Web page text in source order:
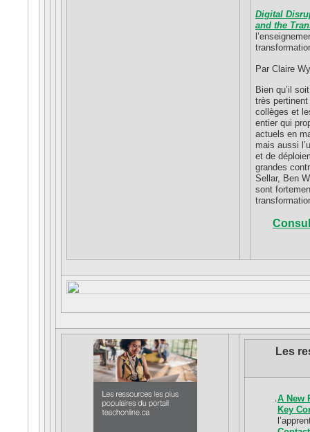
Digital
and the
Par Claire
Bien qu’il
très
collèges et
entier qui
actuels en
mais aussi
et de
grandes
Sellar, Ben
sont
Les
A New
Key